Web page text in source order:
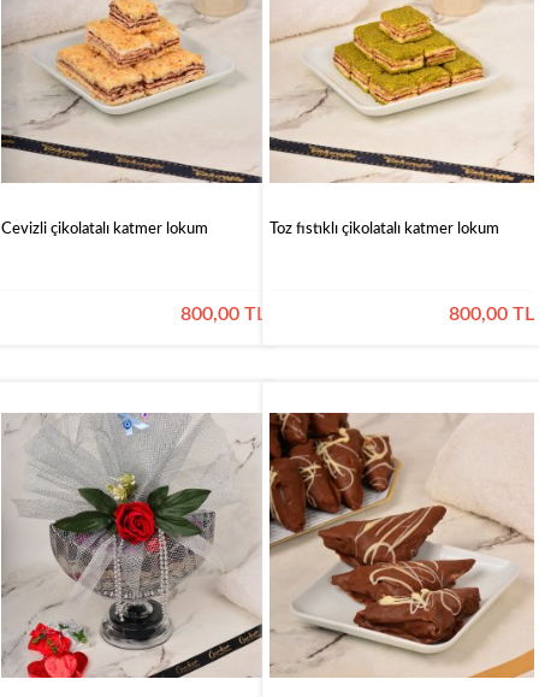
Cevizli çikolatalı katmer lokum
800,00 TL
Toz fıstıklı çikolatalı katmer lokum
800,00 TL